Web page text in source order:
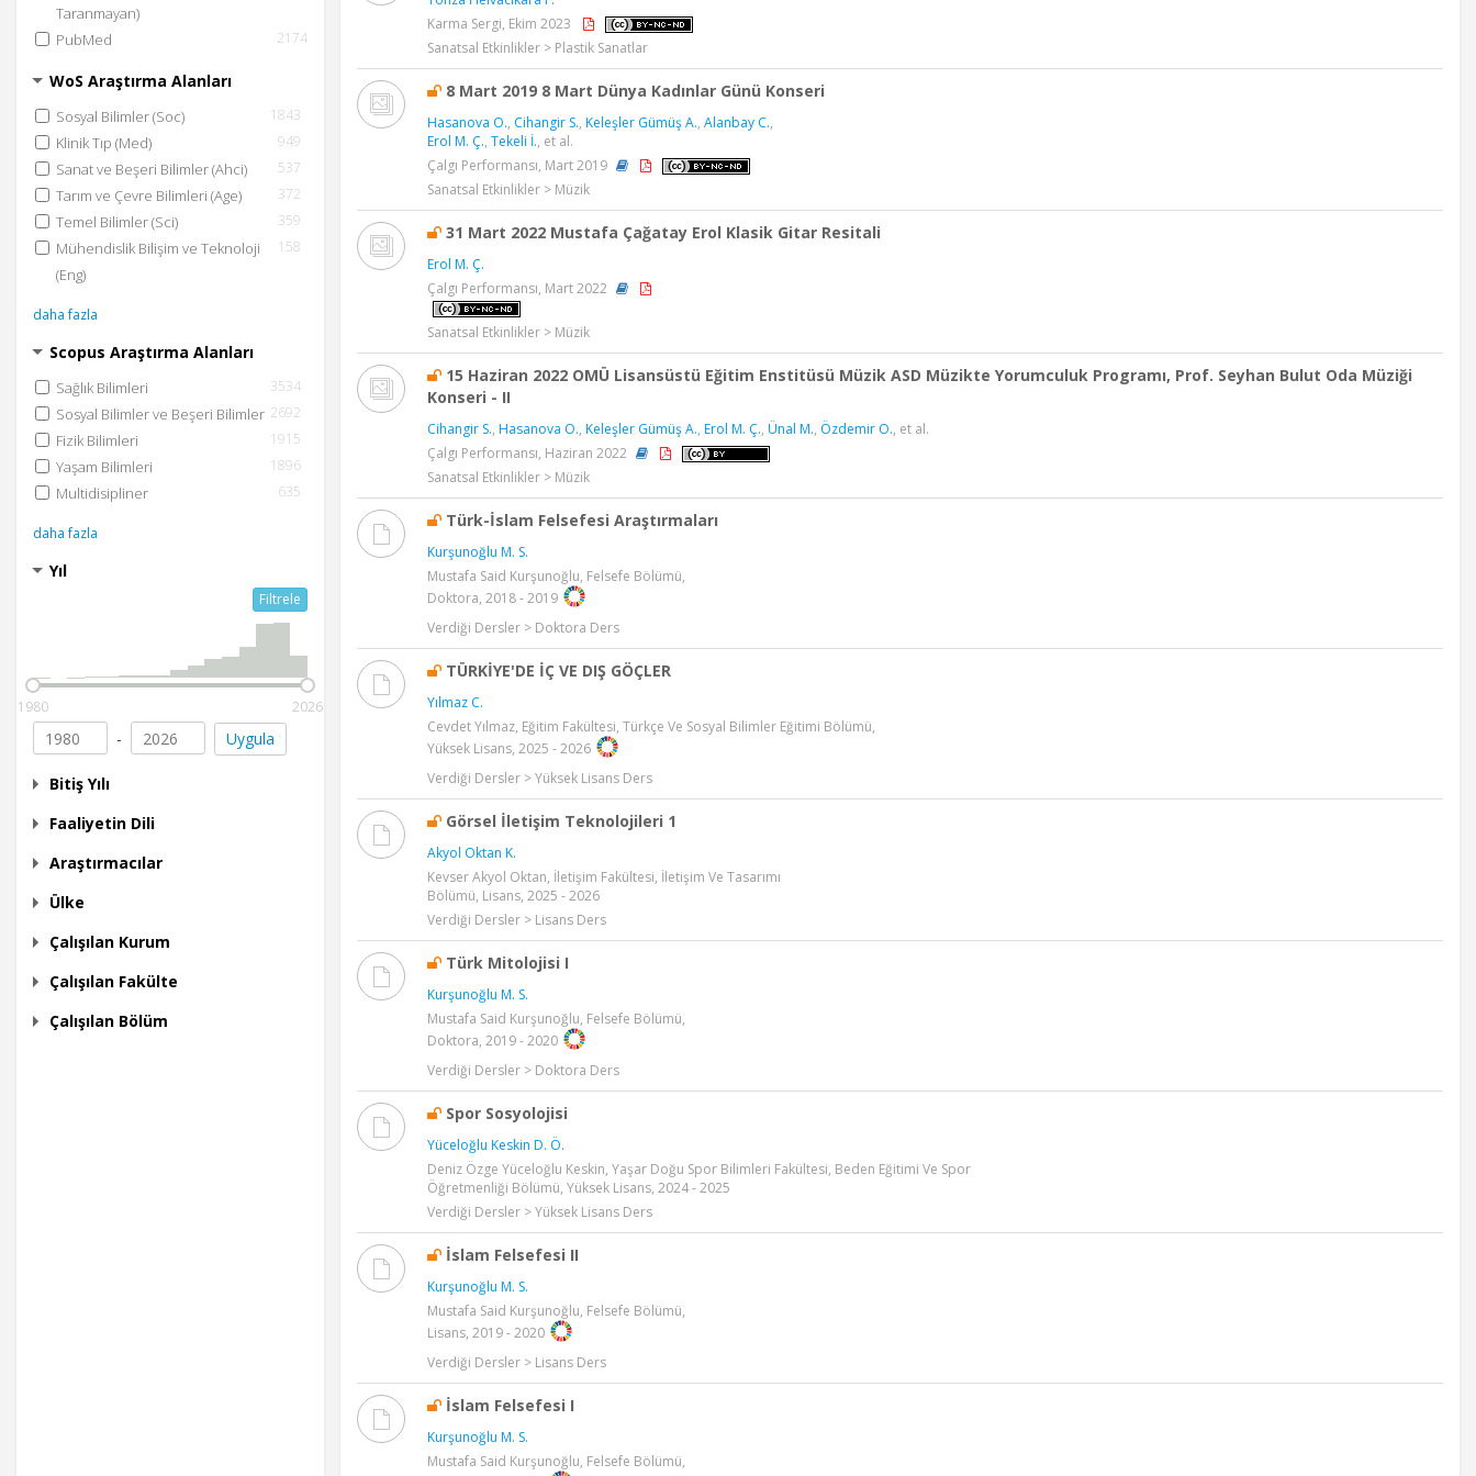
Taranmayan)
PubMed 2174
WoS Araştırma Alanları
Sosyal Bilimler (Soc) 1843
Klinik Tıp (Med) 949
Sanat ve Beşeri Bilimler (Ahci) 537
Tarım ve Çevre Bilimleri (Age) 372
Temel Bilimler (Sci) 359
Mühendislik Bilişim ve Teknoloji
(Eng)
158
daha fazla
Scopus Araştırma Alanları
Sağlık Bilimleri 3534
Sosyal Bilimler ve Beşeri Bilimler 2692
Fizik Bilimleri 1915
Yaşam Bilimleri 1896
Multidisipliner 635
daha fazla
Yıl
Filtrele
1980 2026
- Uygula
Bitiş Yılı
Faaliyetin Dili
Araştırmacılar
Ülke
Çalışılan Kurum
Çalışılan Fakülte
Çalışılan Bölüm
Karma Sergi, Ekim 2023
Sanatsal Etkinlikler > Plastik Sanatlar
8 Mart 2019 8 Mart Dünya Kadınlar Günü Konseri
Hasanova O., Cihangir S., Keleşler Gümüş A., Alanbay C.,
Erol M. Ç., Tekeli İ., et al.
Çalgı Performansı, Mart 2019
Sanatsal Etkinlikler > Müzik
31 Mart 2022 Mustafa Çağatay Erol Klasik Gitar Resitali
Erol M. Ç.
Çalgı Performansı, Mart 2022
Sanatsal Etkinlikler > Müzik
15 Haziran 2022 OMÜ Lisansüstü Eğitim Enstitüsü Müzik ASD Müzikte Yorumculuk Programı, Prof. Seyhan Bulut Oda Müziği
Konseri - II
Cihangir S., Hasanova O., Keleşler Gümüş A., Erol M. Ç., Ünal M., Özdemir O., et al.
Çalgı Performansı, Haziran 2022
Sanatsal Etkinlikler > Müzik
Türk-İslam Felsefesi Araştırmaları
Kurşunoğlu M. S.
Mustafa Said Kurşunoğlu, Felsefe Bölümü,
Doktora, 2018 - 2019
Verdiği Dersler > Doktora Ders
TÜRKİYE'DE İÇ VE DIŞ GÖÇLER
Yılmaz C.
Cevdet Yılmaz, Eğitim Fakültesi, Türkçe Ve Sosyal Bilimler Eğitimi Bölümü,
Yüksek Lisans, 2025 - 2026
Verdiği Dersler > Yüksek Lisans Ders
Görsel İletişim Teknolojileri 1
Akyol Oktan K.
Kevser Akyol Oktan, İletişim Fakültesi, İletişim Ve Tasarımı
Bölümü, Lisans, 2025 - 2026
Verdiği Dersler > Lisans Ders
Türk Mitolojisi I
Kurşunoğlu M. S.
Mustafa Said Kurşunoğlu, Felsefe Bölümü,
Doktora, 2019 - 2020
Verdiği Dersler > Doktora Ders
Spor Sosyolojisi
Yüceloğlu Keskin D. Ö.
Deniz Özge Yüceloğlu Keskin, Yaşar Doğu Spor Bilimleri Fakültesi, Beden Eğitimi Ve Spor
Öğretmenliği Bölümü, Yüksek Lisans, 2024 - 2025
Verdiği Dersler > Yüksek Lisans Ders
İslam Felsefesi II
Kurşunoğlu M. S.
Mustafa Said Kurşunoğlu, Felsefe Bölümü,
Lisans, 2019 - 2020
Verdiği Dersler > Lisans Ders
İslam Felsefesi I
Kurşunoğlu M. S.
Mustafa Said Kurşunoğlu, Felsefe Bölümü,